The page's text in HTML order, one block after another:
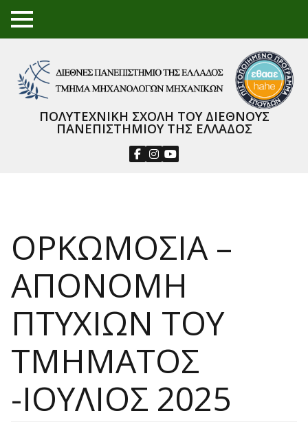
TO
GGL
NU
ΠΟΛΥΤΕΧΝΙΚΗ ΣΧΟΛΗ ΤΟΥ ΔΙΕΘΝΟΥΣ
ΠΑΝΕΠΙΣΤΗΜΙΟΥ ΤΗΣ ΕΛΛΑΔΟΣ
ΟΡΚΩΜΟΣΙΑ –
ΑΠΟΝΟΜΗ
ΠΤΥΧΙΩΝ ΤΟΥ
ΤΜΗΜΑΤΟΣ
-ΙΟΥΛΙΟΣ 2025